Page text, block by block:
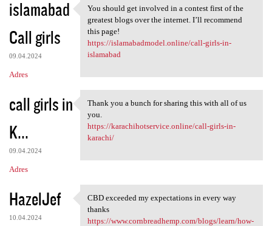
islamabad
Call girls
09.04.2024
Adres
You should get involved in a
You should get involved in a contest first of the
greatest blogs over the internet. I’ll recommend
this page!
https://islamabadmodel.online/call-girls-in-
islamabad
call girls in
K...
09.04.2024
Adres
Thank you a bunch for sharing
Thank you a bunch for sharing this with all of us
you.
https://karachihotservice.online/call-girls-in-
karachi/
HazelJef
10.04.2024
CBD exceeded my expectations
CBD exceeded my expectations in every way
thanks
https://www.cornbreadhemp.com/blogs/learn/how-